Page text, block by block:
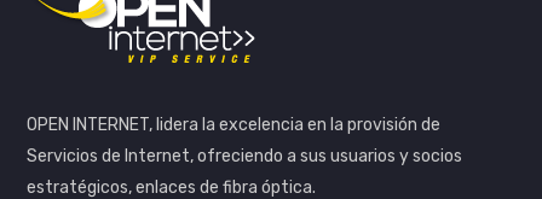
OPEN INTERNET, lidera la excelencia en la provisión de
Servicios de Internet, ofreciendo a sus usuarios y socios
estratégicos, enlaces de fibra óptica.